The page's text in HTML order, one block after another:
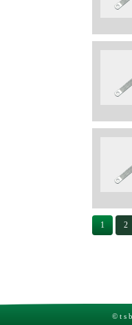
1 2
© t s